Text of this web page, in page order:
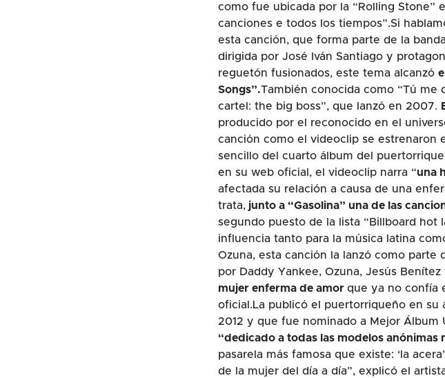
como fue ubicada por la “Rolling Stone”
canciones e todos los tiempos”.Si
esta canción, que forma parte de la
dirigida por José Iván Santiago y
reguetón fusionados, este tema alcanzó
Songs”.También conocida como “Tú me
cartel: the big boss”, que lanzó en 2007.
producido por el reconocido en el
canción como el videoclip se estrenaron
sencillo del cuarto álbum del
en su web oficial, el videoclip narra “una
afectada su relación a causa de una
trata, junto a “Gasolina” una de las
segundo puesto de la lista “Billboard hot
influencia tanto para la música latina
Ozuna, esta canción la lanzó como parte
por Daddy Yankee, Ozuna, Jesús
mujer enferma de amor que ya no confía
oficial.La publicó el puertorriqueño en su
2012 y que fue nominado a Mejor Álbum
“dedicado a todas las modelos anónimas
pasarela más famosa que existe: ‘la
de la mujer del día a día”, explicó el